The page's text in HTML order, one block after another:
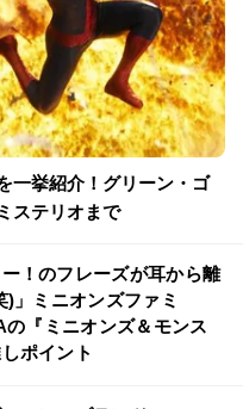
一挙紹介！グリーン・ゴ
ステリオまで
ー！のフレーズが耳から離
)」ミニオンズファミ
の『ミニオンズ＆モンス
ポイント